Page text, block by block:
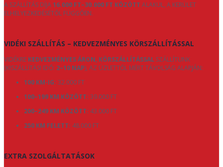
A SZÁLLÍTÁS DÍJA16.000 FT–30.000 FT KÖZÖTT ALAKUL, A KERÜLET
ELHELYEZKEDÉSÉTŐL FÜGGŐEN.
VIDÉKI SZÁLLÍTÁS – KEDVEZMÉNYES KÖRSZÁLLÍTÁSSAL
VIDÉKRE KEDVEZMÉNYES ÁRON, KÖRSZÁLLÍTÁSSAL SZÁLLÍTUNK
(KISZÁLLÍTÁSI IDŐ: 2–10 NAP), AZ ÜZLETTŐL MÉRT TÁVOLSÁG ALAPJÁN:
100 KM-IG: 32.000 FT
100–199 KM KÖZÖTT: 39.000 FT
200–249 KM KÖZÖTT: 43.000 FT
250 KM FELETT: 48.000 FT
EXTRA SZOLGÁLTATÁSOK